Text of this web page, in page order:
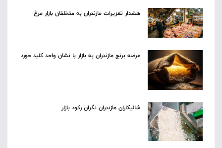
هشدار تعزیرات مازندران به متخلفان بازار مرغ
عرضه برنج مازندران به بازار با نشان واحد کلید خورد
شالیکاران مازندران نگران رکود بازار